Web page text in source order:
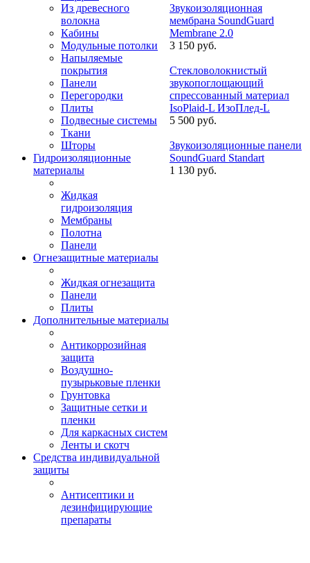
Из древесного
волокна
Кабины
Модульные потолки
Напыляемые
покрытия
Панели
Перегородки
Плиты
Подвесные системы
Ткани
Шторы
Гидроизоляционные
материалы
Жидкая
гидроизоляция
Мембраны
Полотна
Панели
Огнезащитные материалы
Жидкая огнезащита
Панели
Плиты
Дополнительные материалы
Антикоррозийная
защита
Воздушно-
пузырьковые пленки
Грунтовка
Защитные сетки и
пленки
Для каркасных систем
Ленты и скотч
Средства индивидуальной
защиты
Антисептики и
дезинфицирующие
препараты
Звукоизоляционная
мембрана SoundGuard
Membrane 2.0
3 150 руб.
Стекловолокнистый
звукопоглощающий
спрессованный материал
IsoPlaid-L ИзоПлед-L
5 500 руб.
Звукоизоляционные панели
SoundGuard Standart
1 130 руб.